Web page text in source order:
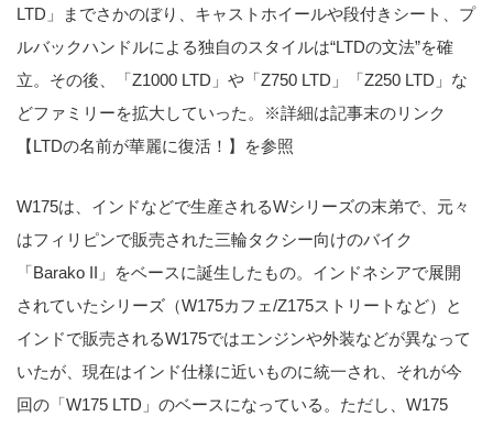
LTD」までさかのぼり、キャストホイールや段付きシート、プ
ルバックハンドルによる独自のスタイルは“LTDの文法”を確
立。その後、「Z1000 LTD」や「Z750 LTD」「Z250 LTD」な
どファミリーを拡大していった。※詳細は記事末のリンク
【LTDの名前が華麗に復活！】を参照
W175は、インドなどで生産されるWシリーズの末弟で、元々
はフィリピンで販売された三輪タクシー向けのバイク
「Barako II」をベースに誕生したもの。インドネシアで展開
されていたシリーズ（W175カフェ/Z175ストリートなど）と
インドで販売されるW175ではエンジンや外装などが異なって
いたが、現在はインド仕様に近いものに統一され、それが今
回の「W175 LTD」のベースになっている。ただし、W175